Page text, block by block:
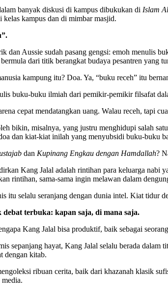
banyak diskusi di kampus dibukukan di Islam
kampus dan di mimbar masjid.
dan Aussie sudah pasang gengsi: emoh menulis
dari titik berangkat budaya pesantren yang
kampung itu? Doa. Ya, “buku receh” itu
buku-buku ilmiah dari pemikir-pemikir filsafat
cepat mendatangkan uang. Walau receh, tapi
bikin, misalnya, yang justru menghidupi salah
dan kiat-kiat inilah yang menyubsidi buku-buku
dan Kupinang Engkau dengan Hamdallah?
Kang Jalal adalah rintihan para keluarga nabi
rintihan, sama-sama ingin melawan dalam
itu selalu seranjang dengan dunia intel. Kiat tidur
debat terbuka: kapan saja, di mana saja.
Kang Jalal bisa produktif, baik sebagai
sepanjang hayat, Kang Jalal selalu berada
dengan kitab.
ribuan cerita, baik dari khazanah klasik